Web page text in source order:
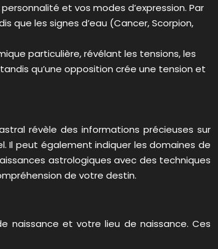
et vos modes d’expression. Par
que les signes d’eau (Cancer, Scorpion,
particulière, révélant les tensions, les
qu’une opposition crée une tension et
révèle des informations précieuses sur
Il peut également indiquer les domaines de
astrologiques avec des techniques
de votre destin.
naissance et votre lieu de naissance. Ces